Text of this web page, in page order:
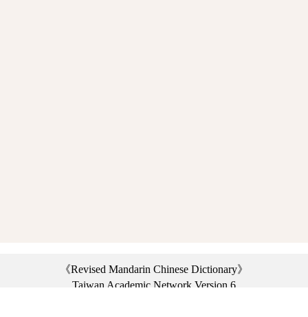
《Revised Mandarin Chinese Dictionary》
Taiwan Academic Network Version 6